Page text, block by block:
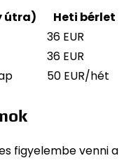
útra)
Heti bérlet
36 EUR
36 EUR
50 EUR/hét
figyelembe venni a